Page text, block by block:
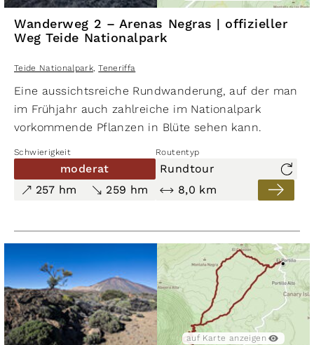
Wanderweg 2 – Arenas Negras | offizieller
Weg Teide Nationalpark
Teide Nationalpark, Teneriffa
Eine aussichtsreiche Rundwanderung, auf der man
im Frühjahr auch zahlreiche im Nationalpark
vorkommende Pflanzen in Blüte sehen kann.
Schwierigkeit Routentyp
moderat
Rundtour
257 hm
259 hm 8,0 km
auf Karte anzeigen